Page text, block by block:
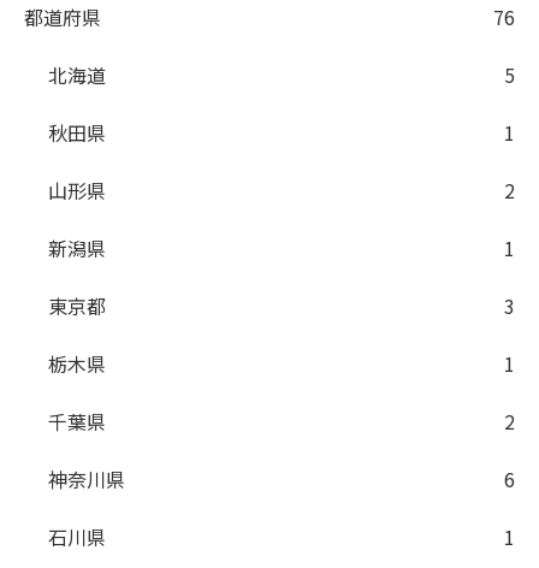
都道府県
76
北海道
5
秋田県
1
山形県
2
新潟県
1
東京都
3
栃木県
1
千葉県
2
神奈川県
6
石川県
1